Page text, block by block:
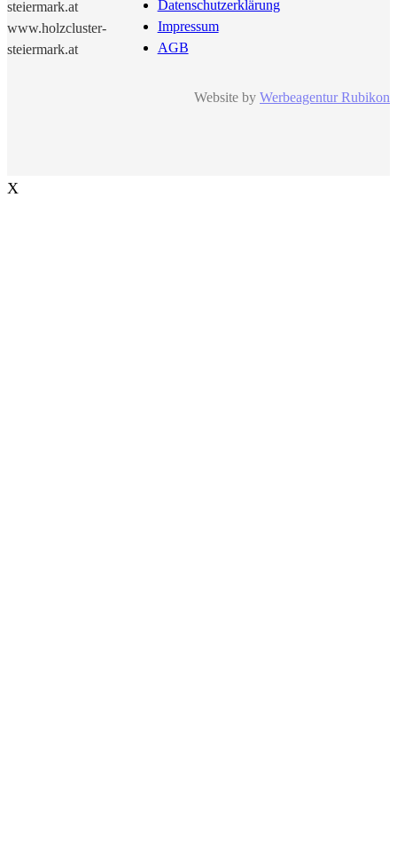
steiermark.at
www.holzcluster-
steiermark.at
Datenschutzerklärung
Impressum
AGB
Website by Werbeagentur Rubikon
X